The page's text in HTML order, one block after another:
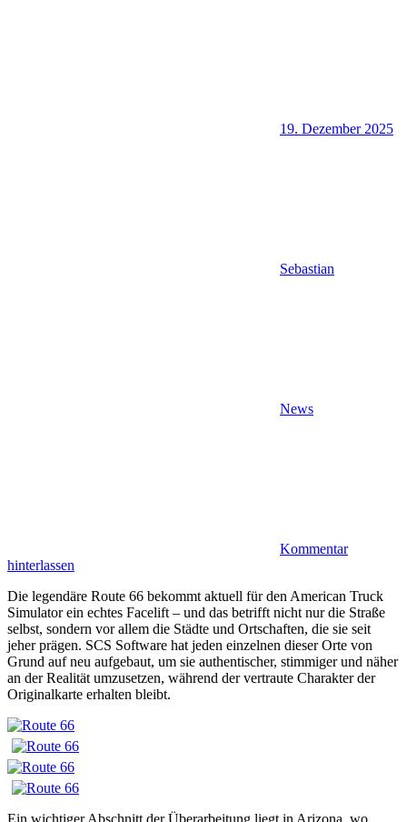
19. Dezember 2025
Sebastian
News
Kommentar
hinterlassen
Die legendäre Route 66 bekommt aktuell für den American Truck
Simulator ein echtes Facelift – und das betrifft nicht nur die Straße
selbst, sondern vor allem die Städte und Ortschaften, die sie seit
jeher prägen. SCS Software hat jeden einzelnen dieser Orte von
Grund auf neu aufgebaut, um sie authentischer, stimmiger und näher
an der Realität umzusetzen, während der vertraute Charakter der
Originalkarte erhalten bleibt.